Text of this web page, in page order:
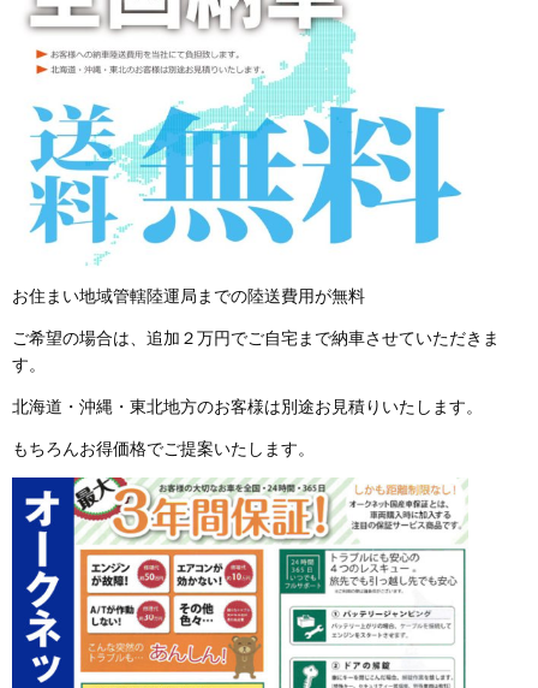
お住まい地域管轄陸運局までの陸送費用が無料
ご希望の場合は、追加２万円でご自宅まで納車させていただきま
す。
北海道・沖縄・東北地方のお客様は別途お見積りいたします。
もちろんお得価格でご提案いたします。